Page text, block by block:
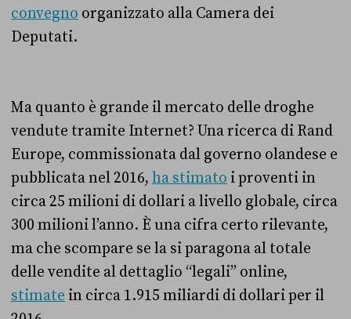
convegno organizzato alla Camera dei
Deputati.
Ma quanto è grande il mercato delle droghe
vendute tramite Internet? Una ricerca di Rand
Europe, commissionata dal governo olandese e
pubblicata nel 2016, ha stimato i proventi in
circa 25 milioni di dollari a livello globale, circa
300 milioni l’anno. È una cifra certo rilevante,
ma che scompare se la si paragona al totale
delle vendite al dettaglio “legali” online,
stimate in circa 1.915 miliardi di dollari per il